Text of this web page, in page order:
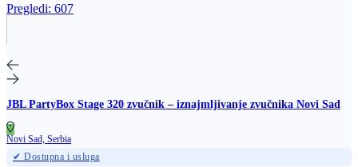
Pregledi: 607
JBL PartyBox Stage 320 zvučnik – iznajmljivanje zvučnika Novi Sad
Novi Sad, Serbia
✔ Dostupna i usluga